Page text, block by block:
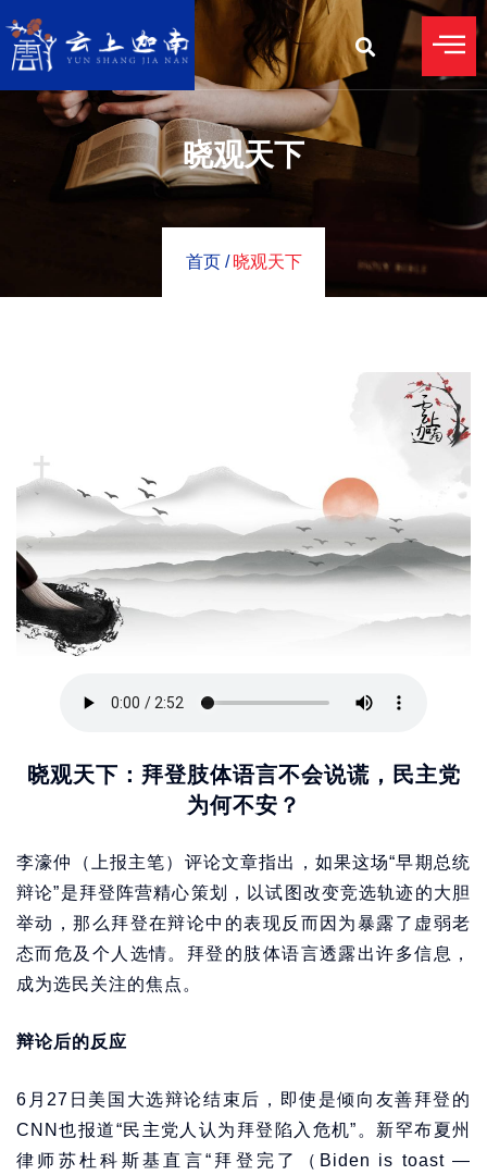
晓观天下
首页 / 晓观天下
晓观天下：拜登肢体语言不会说谎，民主党
为何不安？
李濠仲（上报主笔）评论文章指出，如果这场“早期总统
辩论”是拜登阵营精心策划，以试图改变竞选轨迹的大胆
举动，那么拜登在辩论中的表现反而因为暴露了虚弱老
态而危及个人选情。拜登的肢体语言透露出许多信息，
成为选民关注的焦点。
辩论后的反应
6月27日美国大选辩论结束后，即使是倾向友善拜登的
CNN也报道“民主党人认为拜登陷入危机”。新罕布夏州
律师苏杜科斯基直言“拜登完了（Biden is toast —